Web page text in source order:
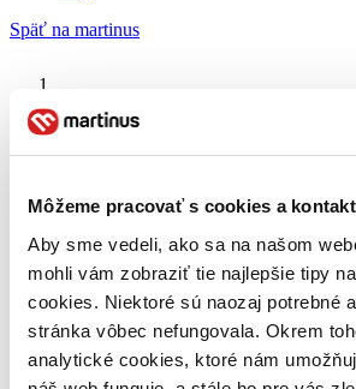
Môžeme pracovať s cookies a
Aby sme vedeli, ako sa na našom
mohli vám zobraziť tie najlepšie tipy
cookies. Niektoré sú naozaj potrebné
stránka vôbec nefungovala. Okrem
analytické cookies, ktoré nám
Späť na martinus
Goce Smilevski
O nás
Náš príbeh
Galéria Martinusu
Zodpovednosť
Sme B Corp